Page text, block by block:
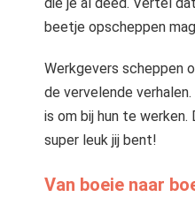
beetje opscheppen
Werkgevers scheppen
de vervelende
is om bij hun te werken.
super leuk jij bent!
Van boeie naar